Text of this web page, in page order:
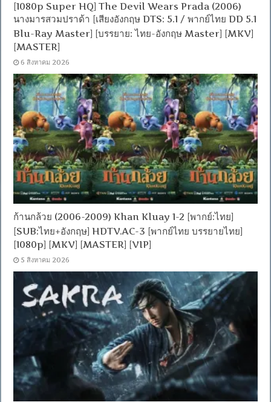
[1080p Super HQ] The Devil Wears Prada (2006)
นางมารสวมปราด้า [เสียงอังกฤษ DTS: 5.1 / พากย์ไทย DD 5.1
Blu-Ray Master] [บรรยาย: ไทย-อังกฤษ Master] [MKV]
[MASTER]
6 สิงหาคม 2026
ก้านกล้วย (2006-2009) Khan Kluay 1-2 [พากย์:ไทย]
[SUB:ไทย+อังกฤษ] HDTV.AC-3 [พากย์ไทย บรรยายไทย]
[1080p] [MKV] [MASTER] [VIP]
5 สิงหาคม 2026